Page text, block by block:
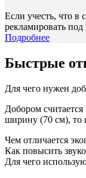
Если учесть, что в
рекламировать под
Подробнее
Быстрые
Для чего нужен
Добором
ширину (70 см), то
Чем отличается
Как повысить
Для чего